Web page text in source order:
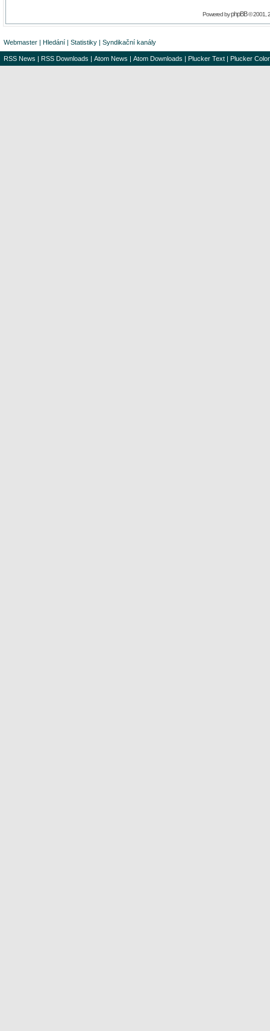
Powered byphpBB© 2001,
Webmaster | Hledání | Statistiky | Syndikační kanály
RSS News | RSS Downloads | Atom News | Atom Downloads | Plucker Text | Plucker Color